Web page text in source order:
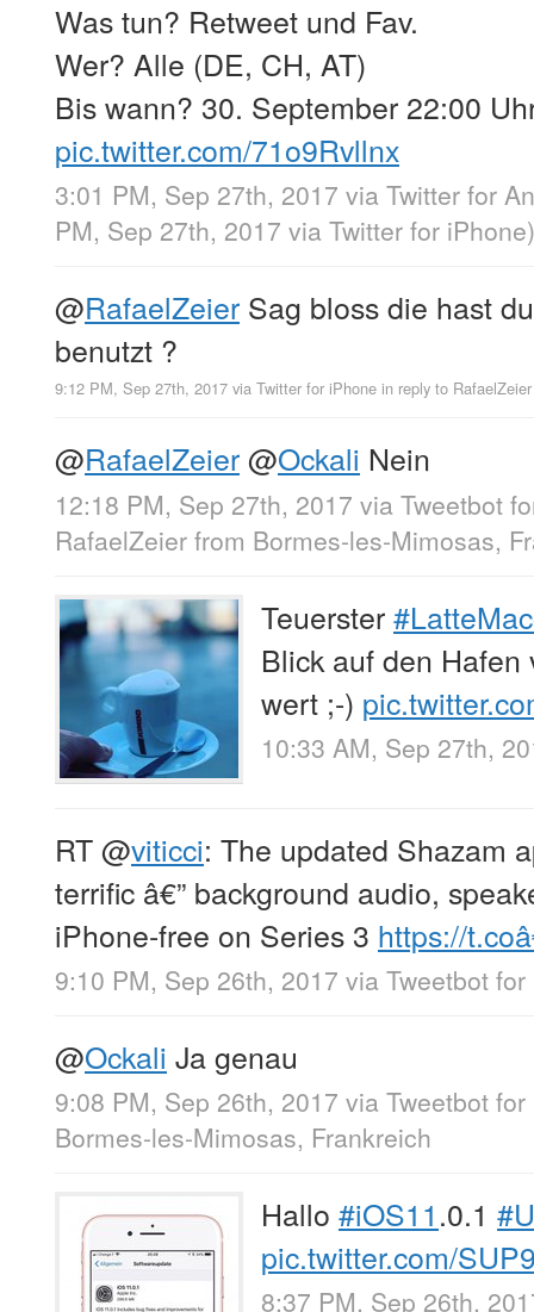
Was tun? Retweet und Fav.
Wer? Alle (DE, CH, AT)
Bis wann? 30. September 22:00
pic.twitter.com/71o9Rvllnx
3:01 PM, Sep 27th, 2017 via Twitter for
PM, Sep 27th, 2017 via Twitter for iPhone)
@RafaelZeier Sag bloss die hast
benutzt ?
9:12 PM, Sep 27th, 2017 via Twitter for iPhone in reply to RafaelZeier
@RafaelZeier@Ockali Nein
12:18 PM, Sep 27th, 2017 via Tweetbot
RafaelZeier from Bormes-les-Mimosas,
Teuerster
Blick auf den
wert ;-)
10:33 AM, Sep 27th,
RT@viticci: The updated Shazam
terrific â€” background audio,
iPhone-free on Series 3 https://
9:10 PM, Sep 26th, 2017 via Tweetbot for
@Ockali Ja genau
9:08 PM, Sep 26th, 2017 via Tweetbot for
Bormes-les-Mimosas, Frankreich
Hallo #iOS11.0.1
pic.twitter.com/
8:37 PM, Sep 26th,